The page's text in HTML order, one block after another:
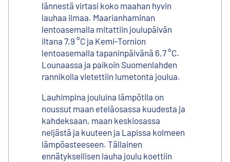
lännestä virtasi koko maahan hyvin
lauhaa ilmaa. Maarianhaminan
lentoasemalla mitattiin joulupäivän
iltana 7,9 °C ja Kemi-Tornion
lentoasemalla tapaninpäivänä 6,7 °C.
Lounaassa ja paikoin Suomenlahden
rannikolla vietettiin lumetonta joulua.
Lauhimpina jouluina lämpötila on
noussut maan eteläosassa kuudesta ja
kahdeksaan, maan keskiosassa
neljästä ja kuuteen ja Lapissa kolmeen
lämpöasteeseen. Tällainen
ennätyksellisen lauha joulu koettiin